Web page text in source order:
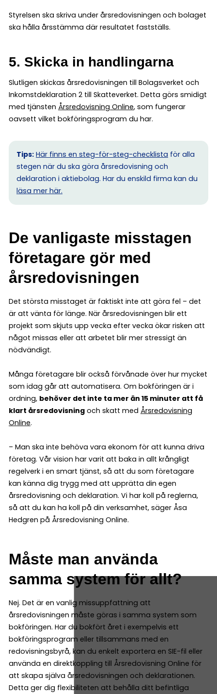
Styrelsen ska skriva under årsredovisningen och bolaget
ska hålla årsstämma där resultatet fastställs.
5. Skicka in handlingarna
Slutligen skickas årsredovisningen till Bolagsverket och
Inkomstdeklaration 2 till Skatteverket. Detta görs smidigt
med tjänsten Årsredovisning Online, som fungerar
oavsett vilket bokföringsprogram du har.
Tips: Här finns en steg-för-steg-checklista för alla
stegen när du ska göra årsredovisning och
deklaration i aktiebolag. Har du enskild firma kan du
läsa mer här.
De vanligaste misstagen
företagare gör med
årsredovisningen
Det största misstaget är faktiskt inte att göra fel – det
är att vänta för länge. När årsredovisningen blir ett
projekt som skjuts upp vecka efter vecka ökar risken att
något missas eller att arbetet blir mer stressigt än
nödvändigt.
Många företagare blir också förvånade över hur mycket
som idag går att automatisera. Om bokföringen är i
ordning, behöver det inte ta mer än 15 minuter att få
klart årsredovisning och skatt med Årsredovisning
Online.
– Man ska inte behöva vara ekonom för att kunna driva
företag. Vår vision har varit att baka in allt krångligt
regelverk i en smart tjänst, så att du som företagare
kan känna dig trygg med att upprätta din egen
årsredovisning och deklaration. Vi har koll på reglerna,
så att du kan ha koll på din verksamhet, säger Åsa
Hedgren på Årsredovisning Online.
Måste man använda
samma system för allt?
Nej. Det är en vanlig missuppfattning att
årsredovisningen måste göras i samma system som
bokföringen. Har du bokfört året i exempelvis ett
bokföringsprogram eller tillsammans med en
redovisningsbyrå, kan du enkelt exportera en SIE-fil eller
använda en direktkoppling till Årsredovisning Online för
att skapa själva årsredovisningen och deklarationen.
Detta ger dig flexibiliteten att behålla ditt befintliga